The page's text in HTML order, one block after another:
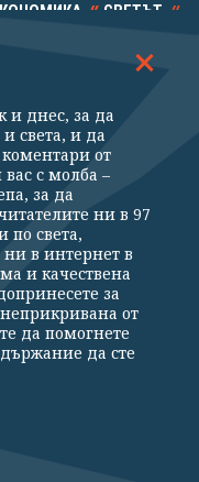
СВЕТЪТ
КАЛЕЙДОСКОП
поверителност
За Клуб Z
ни
ЕООД, София, ул. "Алеко
„Клуб Зебра Медия“
от www.clubz.bg без
път, съгласно
и днес, за да
света, и да
от
с молба –
за да
ни в 97
по света,
ни в интернет в
и качествена
за
от
да помогнете
да сте